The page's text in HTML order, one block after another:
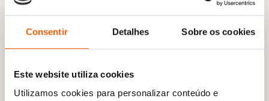
Consentir Detalhes Sobre os cookies
Este website utiliza cookies
Utilizamos cookies para personalizar conteúdo e